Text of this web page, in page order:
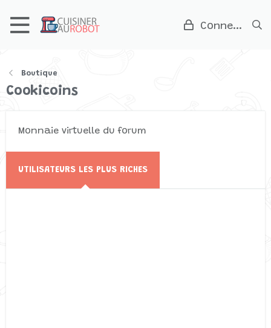
Connexion
Boutique
Cookicoins
Monnaie virtuelle du forum
UTILISATEURS LES PLUS RICHES